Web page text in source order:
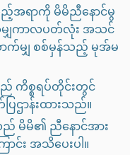
ရာကို မိမိညီနောင်မွ
ကာလပတ်လုံး အသင်
မျှ စစ်မှန်သည့် မုအ်မ
ကိစ္စရပ်တိုင်းတွင်
ြဌာန်းထားသည်။
မိ၏ ညီနောင်အား
ာင်း အသိပေးပါ။